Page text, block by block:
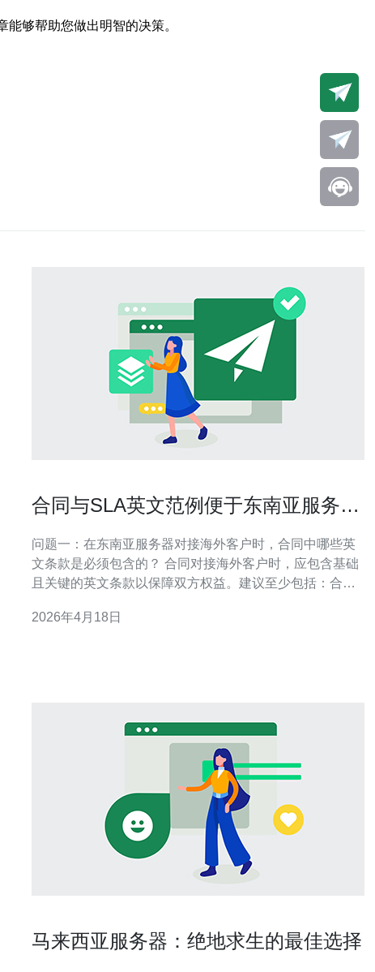
够帮助您做出明智的决策。
合同与SLA英文范例便于东南亚服务器
问题一：在东南亚服务器对接海外客户时，合同中哪些英
文条款是必须包含的？ 合同对接海外客户时，应包含基础
且关键的英文条款以保障双方权益。建议至少包括：合同
务期限（Term and Termination）、费用与支付条款
2026年4月18日
马来西亚服务器：绝地求生的最佳选择